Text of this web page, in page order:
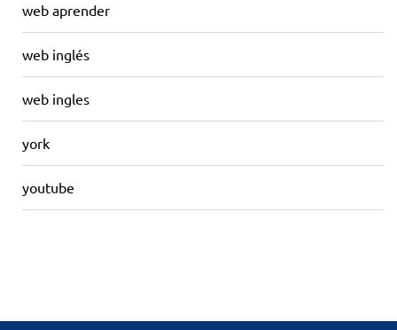
web aprender
web inglés
web ingles
york
youtube